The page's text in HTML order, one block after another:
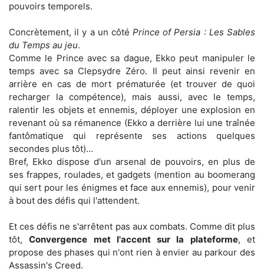
pouvoirs temporels.
Concrètement, il y a un côtéPrince of Persia : Les Sables
du Temps au jeu.
Comme le Prince avec sa dague, Ekko peut manipuler le
temps avec sa Clepsydre Zéro. Il peut ainsi revenir en
arrière en cas de mort prématurée (et trouver de quoi
recharger la compétence), mais aussi, avec le temps,
ralentir les objets et ennemis, déployer une explosion en
revenant où sa rémanence (Ekko a derrière lui une traînée
fantômatique qui représente ses actions quelques
secondes plus tôt)...
Bref, Ekko dispose d'un arsenal de pouvoirs, en plus de
ses frappes, roulades, et gadgets (mention au boomerang
qui sert pour les énigmes et face aux ennemis), pour venir
à bout des défis qui l'attendent.
Et ces défis ne s'arrêtent pas aux combats. Comme dit plus
tôt,Convergence met l'accent sur la plateforme, et
propose des phases qui n'ont rien à envier au parkour des
Assassin's Creed.